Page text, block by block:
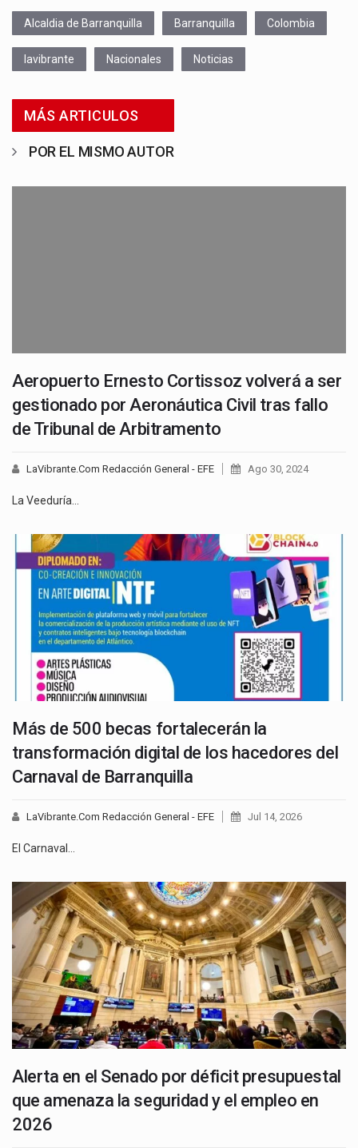
Alcaldia de Barranquilla Barranquilla Colombia
lavibrante Nacionales Noticias
MÁS ARTICULOS
POR EL MISMO AUTOR
Aeropuerto Ernesto Cortissoz volverá a ser
gestionado por Aeronáutica Civil tras fallo
de Tribunal de Arbitramento
LaVibrante.Com Redacción General - EFE Ago 30, 2024
La Veeduría…
Más de 500 becas fortalecerán la
transformación digital de los hacedores del
Carnaval de Barranquilla
LaVibrante.Com Redacción General - EFE Jul 14, 2026
El Carnaval…
Alerta en el Senado por déficit presupuestal
que amenaza la seguridad y el empleo en
2026